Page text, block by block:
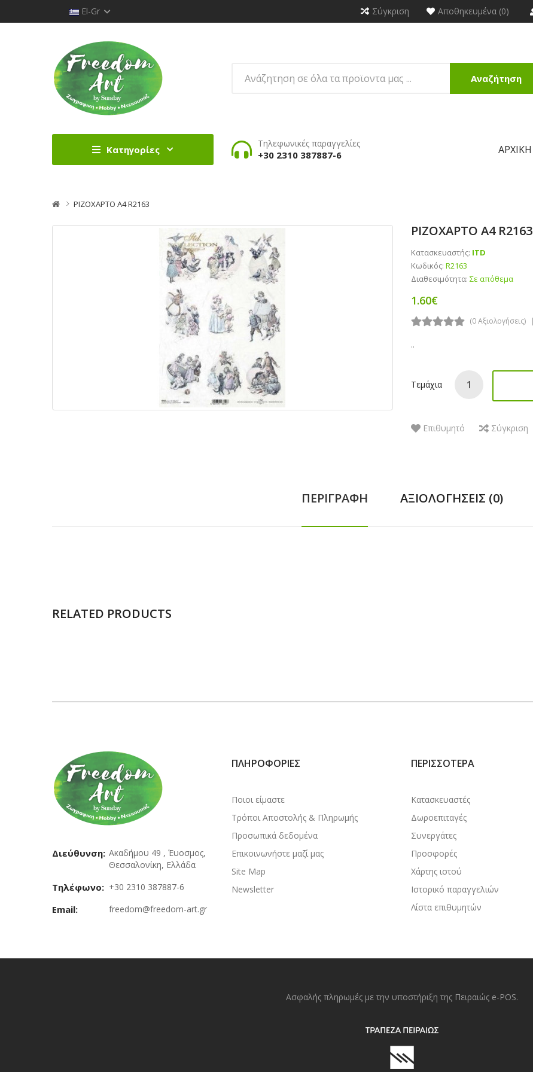
El-Gr Σύγκριση Αποθηκευμένα (0)
Αναζήτηση
Κατηγορίες
Τηλεφωνικές παραγγελίες
+30 2310 387887-6 ΑΡΧΙΚΉ
ΡΙΖΟΧΑΡΤΟ Α4 R2163
ΡΙΖΟΧΑΡΤΟ Α4 R2163
Κατασκευαστής: ITD
Κωδικός: R2163
Διαθεσιμότητα: Σε απόθεμα
1.60€
(0 Αξιολογήσεις)
..
Τεμάχια
Επιθυμητό Σύγκριση
ΠΕΡΙΓΡΑΦΉ ΑΞΙΟΛΟΓΉΣΕΙΣ (0)
RELATED PRODUCTS
Διεύθυνση: Ακαδήμου 49 , Έυοσμος,
Θεσσαλονίκη, Ελλάδα
Τηλέφωνο: +30 2310 387887-6
Email: freedom@freedom-art.gr
ΠΛΗΡΟΦΟΡΊΕΣ
Ποιοι είμαστε
Τρόποι Αποστολής & Πληρωμής
Προσωπικά δεδομένα
Επικοινωνήστε μαζί μας
Site Map
Newsletter
ΠΕΡΙΣΣΌΤΕΡΑ
Κατασκευαστές
Δωροεπιταγές
Συνεργάτες
Προσφορές
Χάρτης ιστού
Ιστορικό παραγγελιών
Λίστα επιθυμητών
Ασφαλής πληρωμές με την υποστήριξη της Πειραιώς e-POS.